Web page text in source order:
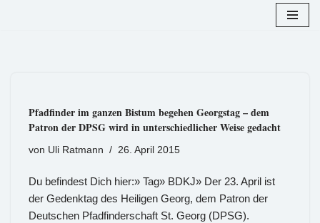
Pfadfinder im ganzen Bistum begehen Georgstag – dem
Patron der DPSG wird in unterschiedlicher Weise gedacht
von Uli Ratmann 26. April 2015
Du befindest Dich hier:» Tag» BDKJ» Der 23. April ist
der Gedenktag des Heiligen Georg, dem Patron der
Deutschen Pfadfinderschaft St. Georg (DPSG).